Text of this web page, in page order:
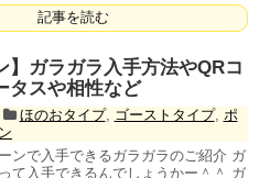
記事を読む
】ガラガラ入手方法やQRコ
タスや相性など
ほのおタイプ, ゴーストタイプ, ポ
ンで入手できるガラガラのご紹介 ガ
て入手できるんでしょうかー＾＾ ガ